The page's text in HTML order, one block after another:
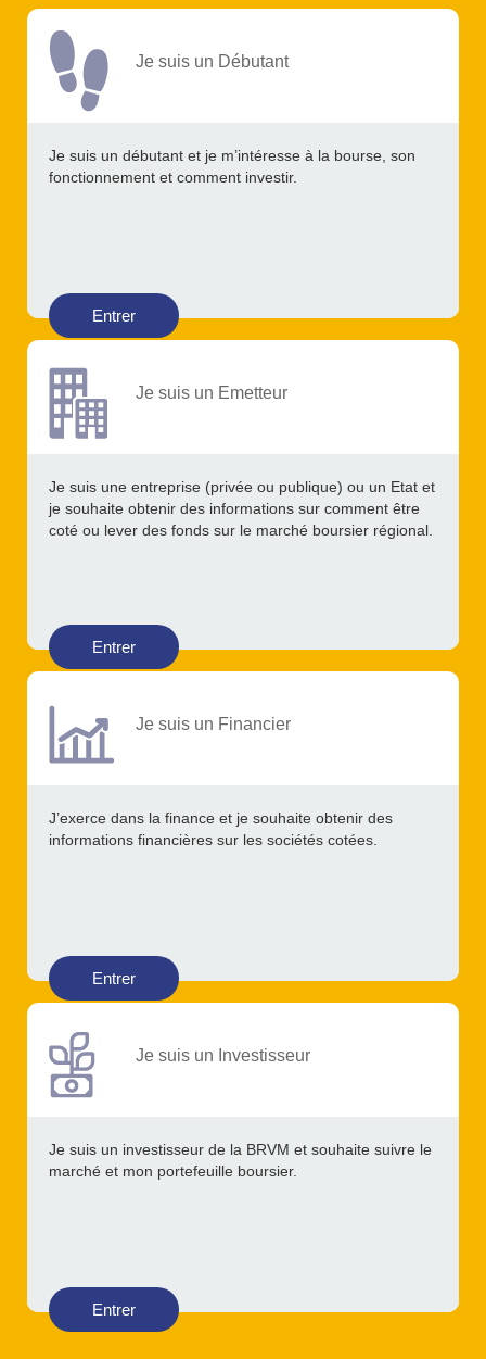
Je suis un Débutant
Je suis un débutant et je m’intéresse à la bourse, son
fonctionnement et comment investir.
Entrer
Je suis un Emetteur
Je suis une entreprise (privée ou publique) ou un Etat et
je souhaite obtenir des informations sur comment être
coté ou lever des fonds sur le marché boursier régional.
Entrer
Je suis un Financier
J’exerce dans la finance et je souhaite obtenir des
informations financières sur les sociétés cotées.
Entrer
Je suis un Investisseur
Je suis un investisseur de la BRVM et souhaite suivre le
marché et mon portefeuille boursier.
Entrer